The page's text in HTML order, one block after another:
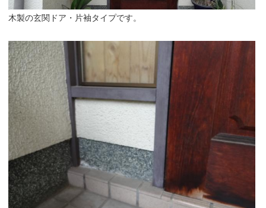
木製の玄関ドア・片袖タイプです。